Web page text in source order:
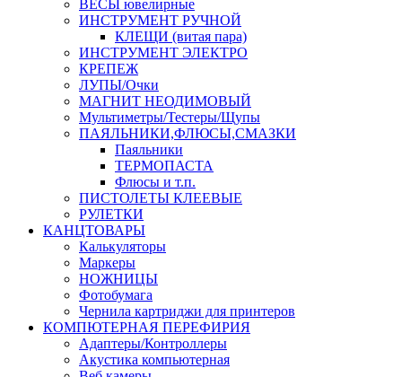
ВЕСЫ ювелирные
ИНСТРУМЕНТ РУЧНОЙ
КЛЕЩИ (витая пара)
ИНСТРУМЕНТ ЭЛЕКТРО
КРЕПЕЖ
ЛУПЫ/Очки
МАГНИТ НЕОДИМОВЫЙ
Мультиметры/Тестеры/Щупы
ПАЯЛЬНИКИ,ФЛЮСЫ,СМАЗКИ
Паяльники
ТЕРМОПАСТА
Флюсы и т.п.
ПИСТОЛЕТЫ КЛЕЕВЫЕ
РУЛЕТКИ
КАНЦТОВАРЫ
Калькуляторы
Маркеры
НОЖНИЦЫ
Фотобумага
Чернила картриджи для принтеров
КОМПЮТЕРНАЯ ПЕРЕФИРИЯ
Адаптеры/Контроллеры
Акустика компьютерная